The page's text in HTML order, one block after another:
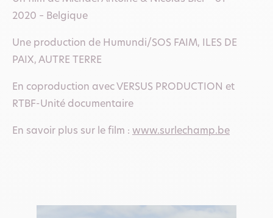
2020 – Belgique
Une production de Humundi/SOS FAIM, ILES DE
PAIX, AUTRE TERRE
En coproduction avec VERSUS PRODUCTION et
RTBF-Unité documentaire
En savoir plus sur le film : www.surlechamp.be